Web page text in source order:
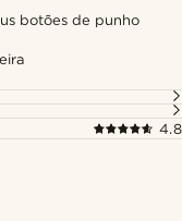
botões de punho
4.8